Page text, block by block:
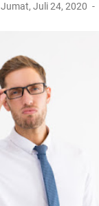
Jumat, Juli 24, 2020